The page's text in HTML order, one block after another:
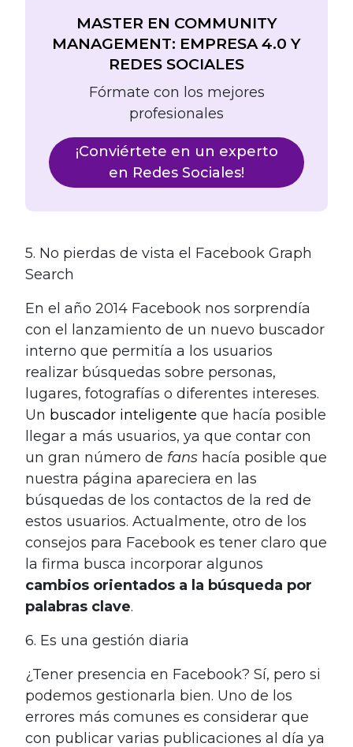
MASTER EN COMMUNITY
MANAGEMENT: EMPRESA 4.0 Y
REDES SOCIALES
Fórmate con los mejores
profesionales
¡Conviértete en un experto
en Redes Sociales!
5. No pierdas de vista el Facebook Graph
Search
En el año 2014 Facebook nos sorprendía
con el lanzamiento de un nuevo buscador
interno que permitía a los usuarios
realizar búsquedas sobre personas,
lugares, fotografías o diferentes intereses.
Un buscador inteligente que hacía posible
llegar a más usuarios, ya que contar con
un gran número de fans hacía posible que
nuestra página apareciera en las
búsquedas de los contactos de la red de
estos usuarios. Actualmente, otro de los
consejos para Facebook es tener claro que
la firma busca incorporar algunos
cambios orientados a la búsqueda por
palabras clave.
6. Es una gestión diaria
¿Tener presencia en Facebook? Sí, pero si
podemos gestionarla bien. Uno de los
errores más comunes es considerar que
con publicar varias publicaciones al día ya